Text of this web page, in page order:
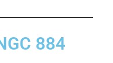
884